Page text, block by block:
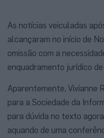
As notícias veiculadas
alcançaram no início de
omissão com a
enquadramento jurídico
Aparentemente, Vivianne
para a Sociedade da
para dúvida no texto
aquando de uma